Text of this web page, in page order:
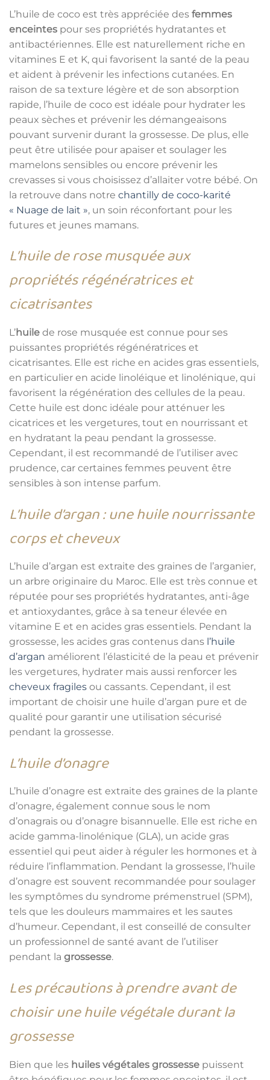
L’huile de coco est très appréciée des femmes
enceintes pour ses propriétés hydratantes et
antibactériennes. Elle est naturellement riche en
vitamines E et K, qui favorisent la santé de la peau
et aident à prévenir les infections cutanées. En
raison de sa texture légère et de son absorption
rapide, l’huile de coco est idéale pour hydrater les
peaux sèches et prévenir les démangeaisons
pouvant survenir durant la grossesse. De plus, elle
peut être utilisée pour apaiser et soulager les
mamelons sensibles ou encore prévenir les
crevasses si vous choisissez d’allaiter votre bébé. On
la retrouve dans notre chantilly de coco-karité
« Nuage de lait », un soin réconfortant pour les
futures et jeunes mamans.
L’huile de rose musquée aux
propriétés régénératrices et
cicatrisantes
L’huile de rose musquée est connue pour ses
puissantes propriétés régénératrices et
cicatrisantes. Elle est riche en acides gras essentiels,
en particulier en acide linoléique et linolénique, qui
favorisent la régénération des cellules de la peau.
Cette huile est donc idéale pour atténuer les
cicatrices et les vergetures, tout en nourrissant et
en hydratant la peau pendant la grossesse.
Cependant, il est recommandé de l’utiliser avec
prudence, car certaines femmes peuvent être
sensibles à son intense parfum.
L’huile d’argan : une huile nourrissante
corps et cheveux
L’huile d’argan est extraite des graines de l’arganier,
un arbre originaire du Maroc. Elle est très connue et
réputée pour ses propriétés hydratantes, anti-âge
et antioxydantes, grâce à sa teneur élevée en
vitamine E et en acides gras essentiels. Pendant la
grossesse, les acides gras contenus dans l’huile
d’argan améliorent l’élasticité de la peau et prévenir
les vergetures, hydrater mais aussi renforcer les
cheveux fragiles ou cassants. Cependant, il est
important de choisir une huile d’argan pure et de
qualité pour garantir une utilisation sécurisé
pendant la grossesse.
L’huile d’onagre
L’huile d’onagre est extraite des graines de la plante
d’onagre, également connue sous le nom
d’onagrais ou d’onagre bisannuelle. Elle est riche en
acide gamma-linolénique (GLA), un acide gras
essentiel qui peut aider à réguler les hormones et à
réduire l’inflammation. Pendant la grossesse, l’huile
d’onagre est souvent recommandée pour soulager
les symptômes du syndrome prémenstruel (SPM),
tels que les douleurs mammaires et les sautes
d’humeur. Cependant, il est conseillé de consulter
un professionnel de santé avant de l’utiliser
pendant la grossesse.
Les précautions à prendre avant de
choisir une huile végétale durant la
grossesse
Bien que les huiles végétales grossesse puissent